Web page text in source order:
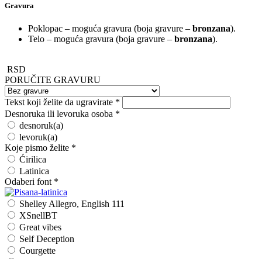
Gravura
Poklopac – moguća gravura (boja gravure – bronzana).
Telo – moguća gravura (boja gravure – bronzana).
RSD
PORUČITE GRAVURU
Tekst koji želite da ugravirate *
Desnoruka ili levoruka osoba *
desnoruk(a)
levoruk(a)
Koje pismo želite *
Ćirilica
Latinica
Odaberi font *
Shelley Allegro, English 111
XSnellBT
Great vibes
Self Deception
Courgette